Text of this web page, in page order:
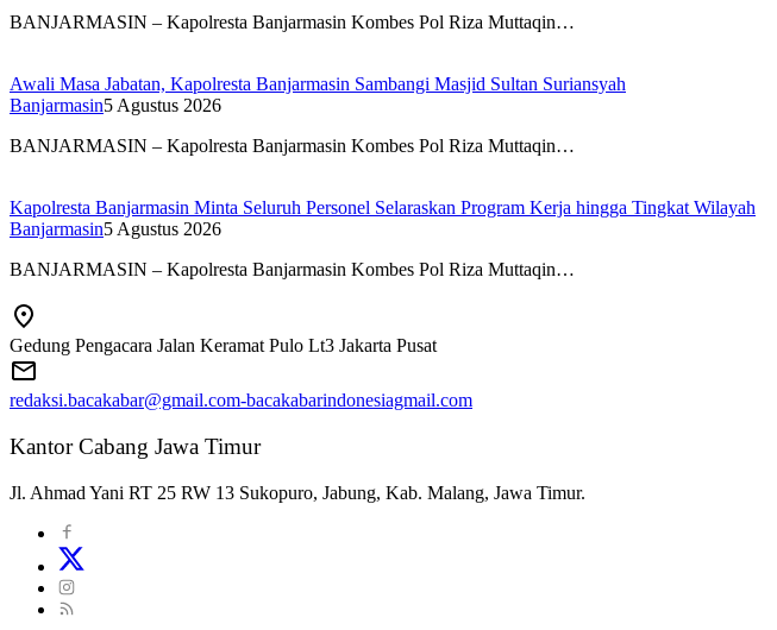
BANJARMASIN – Kapolresta Banjarmasin Kombes Pol Riza Muttaqin…
Awali Masa Jabatan, Kapolresta Banjarmasin Sambangi Masjid Sultan Suriansyah
Banjarmasin5 Agustus 2026
BANJARMASIN – Kapolresta Banjarmasin Kombes Pol Riza Muttaqin…
Kapolresta Banjarmasin Minta Seluruh Personel Selaraskan Program Kerja hingga Tingkat Wilayah
Banjarmasin5 Agustus 2026
BANJARMASIN – Kapolresta Banjarmasin Kombes Pol Riza Muttaqin…
Gedung Pengacara Jalan Keramat Pulo Lt3 Jakarta Pusat
redaksi.bacakabar@gmail.com-bacakabarindonesiagmail.com
Kantor Cabang Jawa Timur
Jl. Ahmad Yani RT 25 RW 13 Sukopuro, Jabung, Kab. Malang, Jawa Timur.